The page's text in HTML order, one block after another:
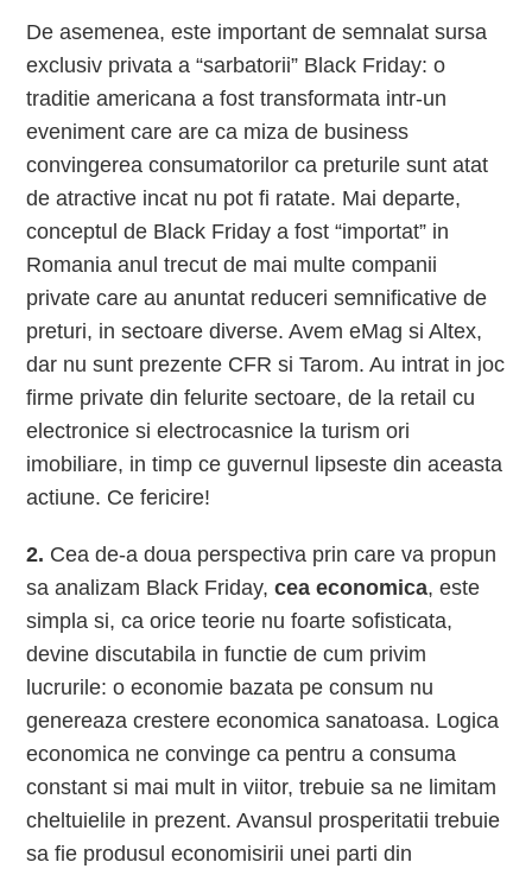
De asemenea, este important de semnalat sursa
exclusiv privata a “sarbatorii” Black Friday: o
traditie americana a fost transformata intr-un
eveniment care are ca miza de business
convingerea consumatorilor ca preturile sunt atat
de atractive incat nu pot fi ratate. Mai departe,
conceptul de Black Friday a fost “importat” in
Romania anul trecut de mai multe companii
private care au anuntat reduceri semnificative de
preturi, in sectoare diverse. Avem eMag si Altex,
dar nu sunt prezente CFR si Tarom. Au intrat in joc
firme private din felurite sectoare, de la retail cu
electronice si electrocasnice la turism ori
imobiliare, in timp ce guvernul lipseste din aceasta
actiune. Ce fericire!
2. Cea de-a doua perspectiva prin care va propun
sa analizam Black Friday,cea economica, este
simpla si, ca orice teorie nu foarte sofisticata,
devine discutabila in functie de cum privim
lucrurile: o economie bazata pe consum nu
genereaza crestere economica sanatoasa. Logica
economica ne convinge ca pentru a consuma
constant si mai mult in viitor, trebuie sa ne limitam
cheltuielile in prezent. Avansul prosperitatii trebuie
sa fie produsul economisirii unei parti din